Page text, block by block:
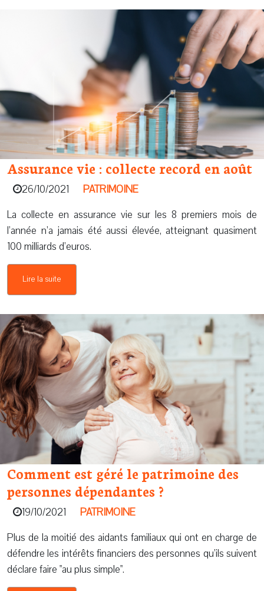
Assurance vie : collecte record en août
26/10/2021
PATRIMOINE
La collecte en assurance vie sur les 8 premiers mois de
l’année n’a jamais été aussi élevée, atteignant quasiment
100 milliards d’euros.
Lire la suite
Comment est géré le patrimoine des
personnes dépendantes ?
19/10/2021
PATRIMOINE
Plus de la moitié des aidants familiaux qui ont en charge de
défendre les intérêts financiers des personnes qu’ils suivent
déclare faire "au plus simple".